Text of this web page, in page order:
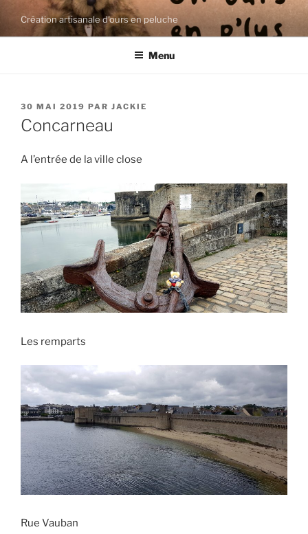
contenu
Création artisanale d'ours en peluche
Menu
PUBLIÉ
LE
30 MAI 2019 PAR JACKIE
Concarneau
A l’entrée de la ville close
Les remparts
Rue Vauban